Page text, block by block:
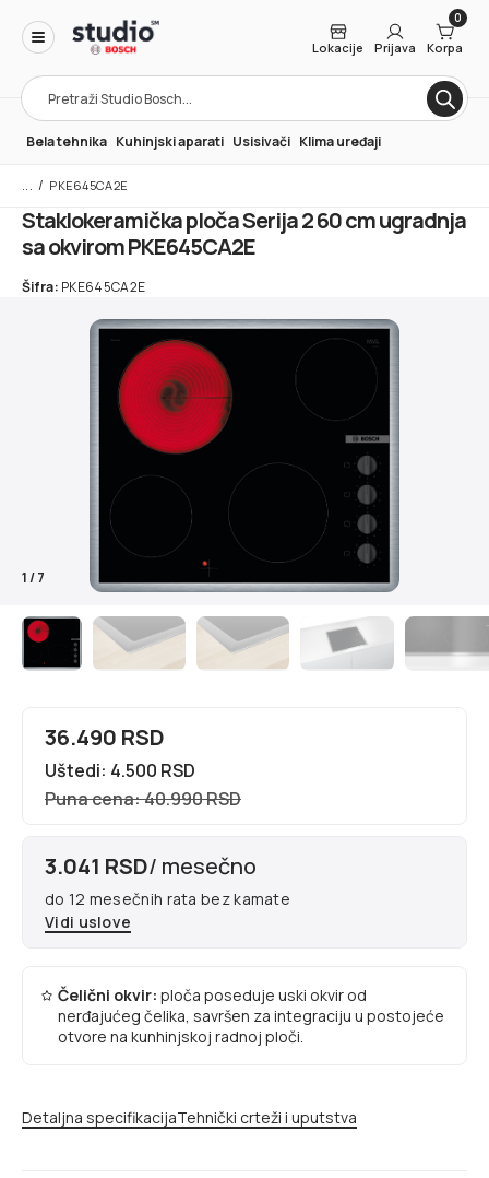
Products
search
Lokacije Prijava
0
Korpa
Bela tehnika Kuhinjski aparati Usisivači Klima uređaji
/ PKE645CA2E
Staklokeramička ploča Serija 2 60 cm ugradnja
sa okvirom PKE645CA2E
Šifra: PKE645CA2E
1/7
36.490 RSD
Uštedi: 4.500 RSD
Puna cena: 40.990 RSD
3.041 RSD/ mesečno
do 12 mesečnih rata bez kamate
Vidi uslove
Čelični okvir: ploča poseduje uski okvir od
nerđajućeg čelika, savršen za integraciju u postojeće
otvore na kunhinjskoj radnoj ploči.
Detaljna specifikacijaTehnički crteži i uputstva